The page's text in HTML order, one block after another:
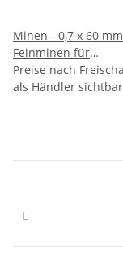
Minen - 0,7 x 60 mm
Feinminen für
Druckbleistifte -
- im 12er Pack
Preise nach
als Händler sichtbar